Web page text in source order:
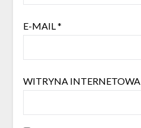
E-MAIL*
WITRYNA INTERNETOWA